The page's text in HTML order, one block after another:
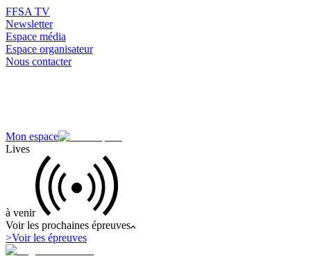
FFSA TV
Newsletter
Espace média
Espace organisateur
Nous contacter
Mon espace
Lives
à venir
Voir les prochaines épreuves
>Voir les épreuves